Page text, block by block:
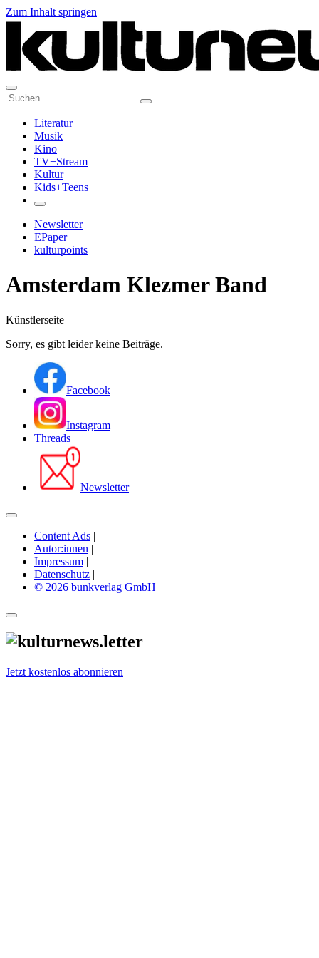
Zum Inhalt springen
Suche:
Literatur
Musik
Kino
TV+Stream
Kultur
Kids+Teens
Newsletter
EPaper
kulturpoints
Amsterdam Klezmer Band
Künstlerseite
Sorry, es gibt leider keine Beiträge.
Facebook
Instagram
Threads
Newsletter
Content Ads |
Autor:innen |
Impressum |
Datenschutz |
© 2026 bunkverlag GmbH
Jetzt kostenlos abonnieren